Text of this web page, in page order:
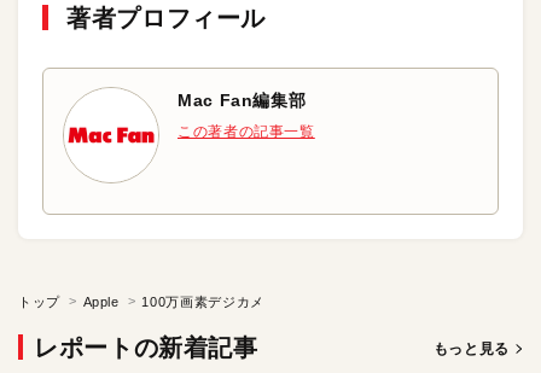
著者プロフィール
Mac Fan編集部
この著者の記事一覧
トップ Apple 100万画素デジカメ
レポートの新着記事 もっと見る